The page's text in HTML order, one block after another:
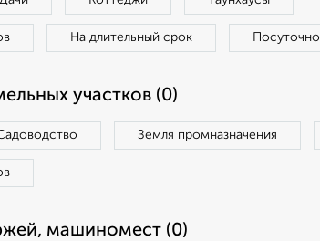
На длительный срок Посуточно
участков (0)
Земля промназначения
машиномест (0)